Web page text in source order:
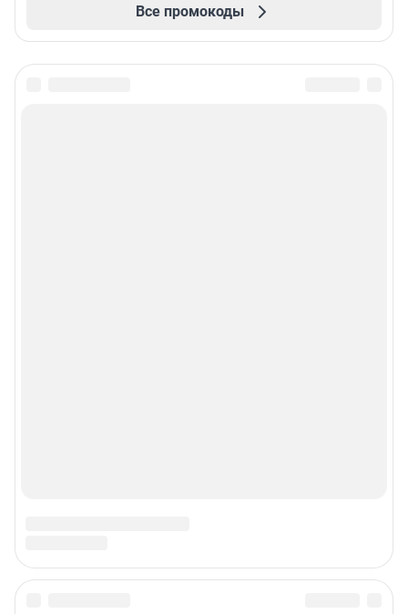
Все промокоды